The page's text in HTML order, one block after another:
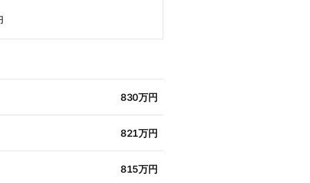
830万円
821万円
815万円